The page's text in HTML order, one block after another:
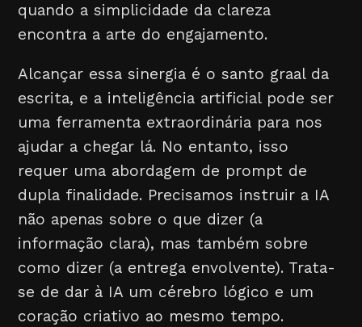
quando a simplicidade da clareza
encontra a arte do engajamento.
Alcançar essa sinergia é o santo graal da
escrita, e a inteligência artificial pode ser
uma ferramenta extraordinária para nos
ajudar a chegar lá. No entanto, isso
requer uma abordagem de prompt de
dupla finalidade. Precisamos instruir a IA
não apenas sobre o que dizer (a
informação clara), mas também sobre
como dizer (a entrega envolvente). Trata-
se de dar à IA um cérebro lógico e um
coração criativo ao mesmo tempo.